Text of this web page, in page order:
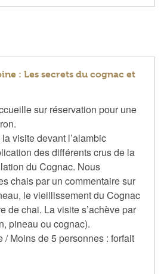
: Les secrets du cognac et
sur réservation pour une
visite devant l’alambic
des différents crus de la
du Cognac. Nous
chais par un commentaire sur
le vieillissement du Cognac
de chai. La visite s’achève par
pineau ou cognac).
/ Moins de 5 personnes : forfait